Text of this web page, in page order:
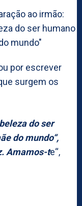
por escrever
surgem os
do ser
do mundo“,
Amamos-te“,